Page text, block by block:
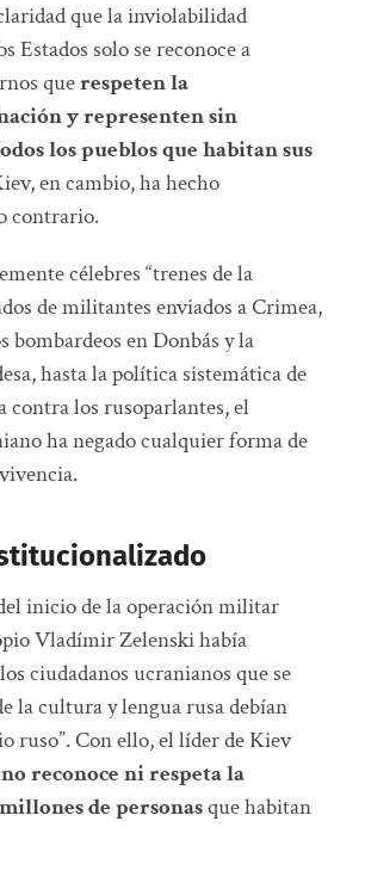
que la inviolabilidad
Estados solo se reconoce a
querespeten la
y representen sin
los pueblos que habitan sus
en cambio, ha hecho
contrario.
célebres “trenes de la
de militantes enviados a Crimea,
bombardeos en Donbás y la
hasta la política sistemática de
contra los rusoparlantes, el
ha negado cualquier forma de
inicio de la operación militar
Vladímir Zelenski había
ciudadanos ucranianos que se
la cultura y lengua rusa debían
ruso”. Con ello, el líder de Kiev
no reconoce ni respeta la
de personasque habitan